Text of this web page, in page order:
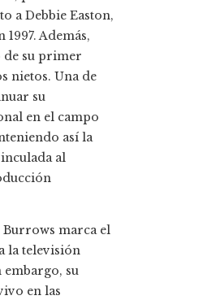
a Debbie Easton,
1997. Además,
de su primer
nietos. Una de
su
en el campo
así la
al
Burrows marca el
la televisión
embargo, su
en las